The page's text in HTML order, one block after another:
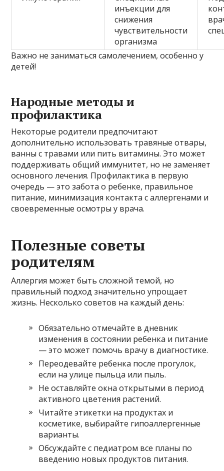
инъекции для
снижения
чувствительности
организма
Важно не заниматься самолечением, особенно у
детей!
Народные методы и
профилактика
Некоторые родители предпочитают
дополнительно использовать травяные отвары,
ванны с травами или пить витамины. Это может
поддерживать общий иммунитет, но не заменяет
основного лечения. Профилактика в первую
очередь — это забота о ребенке, правильное
питание, минимизация контакта с аллергенами и
своевременные осмотры у врача.
Полезные советы
родителям
Аллергия может быть сложной темой, но
правильный подход значительно упрощает
жизнь. Несколько советов на каждый день:
Обязательно отмечайте в дневник
изменения в состоянии ребенка и питание
— это может помочь врачу в диагностике.
Переодевайте ребенка после прогулок,
если на улице пыльца или пыль.
Не оставляйте окна открытыми в период
активного цветения растений.
Читайте этикетки на продуктах и
косметике, выбирайте гипоаллергенные
варианты.
Обсуждайте с педиатром все планы по
введению новых продуктов питания.